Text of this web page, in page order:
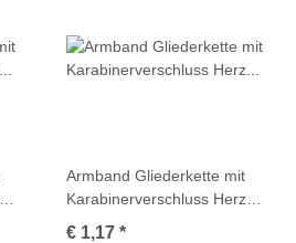
Armband Gliederkette mit
Karabinerverschluss Herz
Antiksilber
€ 1,17 *